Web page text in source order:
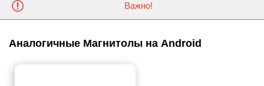
Важно!
Аналогичные Магнитолы на Android